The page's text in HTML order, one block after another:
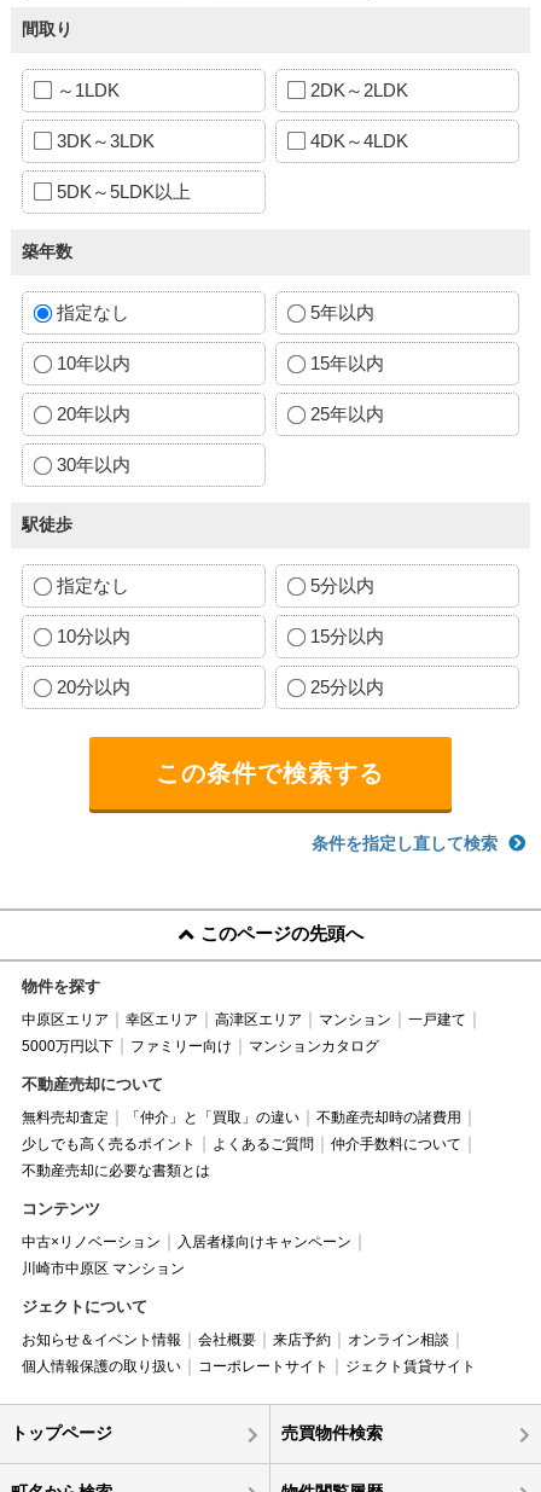
間取り
～1LDK 2DK～2LDK
3DK～3LDK 4DK～4LDK
5DK～5LDK以上
築年数
指定なし 5年以内
10年以内 15年以内
20年以内 25年以内
30年以内
駅徒歩
指定なし 5分以内
10分以内 15分以内
20分以内 25分以内
条件を指定し直して検索
このページの先頭へ
物件を探す
中原区エリア 幸区エリア 高津区エリア マンション
一戸建て
5000万円以下
ファミリー向け マンションカタログ
不動産売却について
無料売却査定 「仲介」と「買取」の違い
不動産売却時の諸費用
少しでも高く売るポイント
よくあるご質問
仲介手数料について
不動産売却に必要な書類とは
コンテンツ
中古×リノベーション
入居者様向けキャンペーン
川崎市中原区 マンション
ジェクトについて
お知らせ＆イベント情報 会社概要 来店予約
オンライン相談
個人情報保護の取り扱い
コーポレートサイト ジェクト賃貸サイト
トップページ 売買物件検索